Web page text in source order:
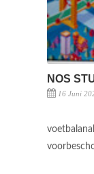
NOS
16 Juni